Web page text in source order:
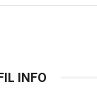
INFO